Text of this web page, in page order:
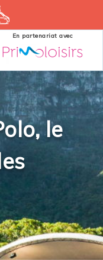
En partenariat avec
le